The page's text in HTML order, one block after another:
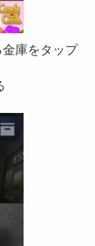
庫をタップ